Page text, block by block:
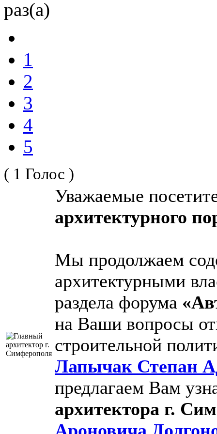
раз(а)
1
2
3
4
5
( 1 Голос )
Уважаемые
архитектурного
Мы продолжаем
архитектурными
раздела форума
на Ваши вопросы
строительной
Лапычак Степан
предлагаем Вам
архитектора г.